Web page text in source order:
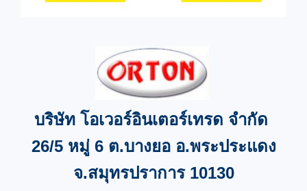
บริษัท โอเวอร์อินเตอร์เทรด จำกัด
26/5 หมู่ 6 ต.บางยอ อ.พระประแดง
จ.สมุทรปราการ 10130